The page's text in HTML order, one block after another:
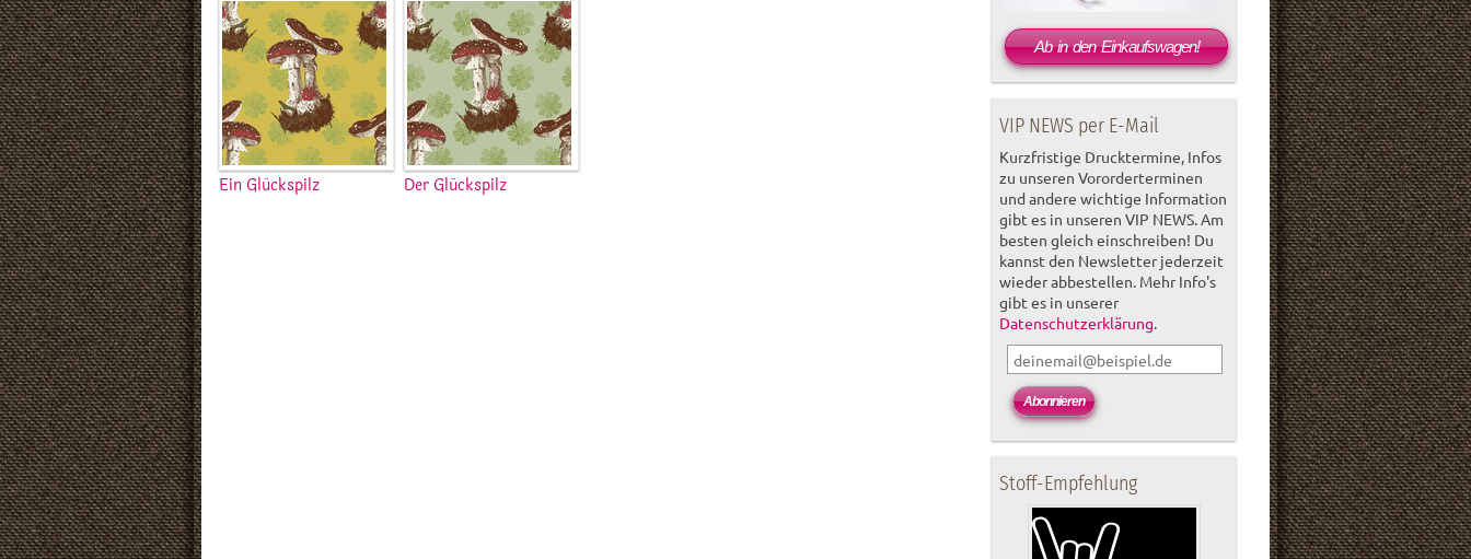
Ein Glückspilz Der Glückspilz
Ab in den Einkaufswagen!
VIP NEWS per E-Mail
Kurzfristige Drucktermine, Infos
zu unseren Vororderterminen
und andere wichtige Information
gibt es in unseren VIP NEWS. Am
besten gleich einschreiben! Du
kannst den Newsletter jederzeit
wieder abbestellen. Mehr Info's
gibt es in unserer
Datenschutzerklärung.
Stoff-Empfehlung